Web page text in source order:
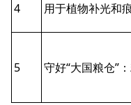
4 用于植物补光和
5 守好“大国粮仓”